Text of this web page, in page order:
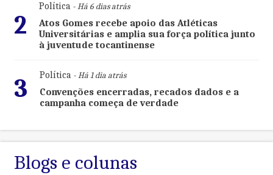
2
Política- Há 6 dias atrás
Atos Gomes recebe apoio das Atléticas
Universitárias e amplia sua força política junto
à juventude tocantinense
3 Política- Há 1 dia atrás
Convenções encerradas, recados dados e a
campanha começa de verdade
Blogs e colunas